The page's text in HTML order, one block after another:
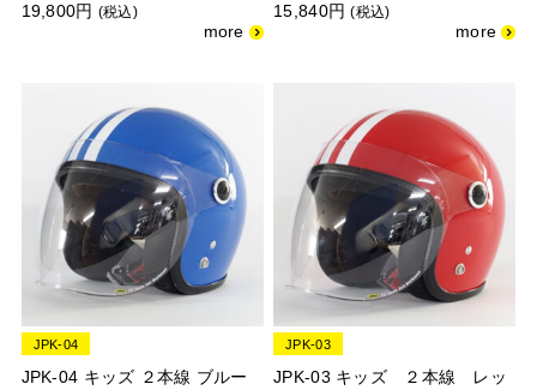
19,800円 (税込)
15,840円(税込)
JPK-04
JPK-04 キッズ ２本線 ブルー
JPK-03
JPK-03 キッズ ２本線 レッ